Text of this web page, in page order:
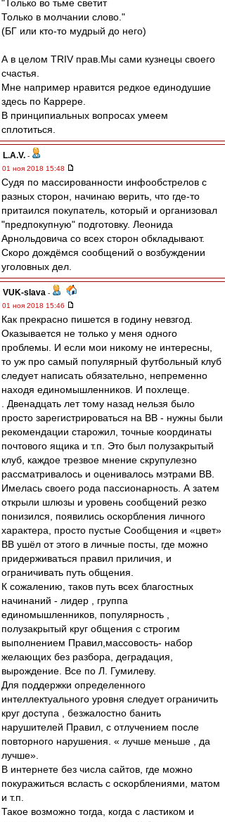
"Только во тьме светит
Только в молчании слово."
(БГ или кто-то мудрый до него)
А в целом TRIV прав.Мы сами кузнецы своего
счастья.
Мне например нравится редкое единодушие
здесь по Каррере.
В принципиальных вопросах умеем
сплотиться.
L.А.V. -
01 ноя 2018 15:48
Судя по массированности инфообстрелов с
разных сторон, начинаю верить, что где-то
притаился покупатель, который и организовал
"предпокупную" подготовку. Леонида
Арнольдовича со всех сторон обкладывают.
Скоро дождёмся сообщений о возбуждении
уголовных дел.
VUK-slava -
01 ноя 2018 15:46
Как прекрасно пишется в годину невзгод.
Оказывается не только у меня одного
проблемы. И если мои никому не интересны,
то уж про самый популярный футбольный клуб
следует написать обязательно, непременно
находя единомышленников. И похлеще.
. Двенадцать лет тому назад нельзя было
просто зарегистрироваться на ВВ - нужны были
рекомендации старожил, точные координаты
почтового ящика и т.п. Это был полузакрытый
клуб, каждое трезвое мнение скрупулезно
рассматривалось и оценивалось мэтрами ВВ.
Имелась своего рода пассионарность. А затем
открыли шлюзы и уровень сообщений резко
понизился, появились оскорбления личного
характера, просто пустые Сообщения и «цвет»
ВВ ушёл от этого в личные посты, где можно
придерживаться правил приличия, и
ограничивать путь общения.
К сожалению, таков путь всех благостных
начинаний - лидер , группа
единомышленников, популярность ,
полузакрытый круг общения с строгим
выполнением Правил,массовость- набор
желающих без разбора, деградация,
вырождение. Все по Л. Гумилеву.
Для поддержки определенного
интеллектуального уровня следует ограничить
круг доступа , безжалостно банить
нарушителей Правил, с отлучением после
повторного нарушения. « лучше меньше , да
лучше».
В интернете без числа сайтов, где можно
покуражиться всласть с оскорблениями, матом
и т.п.
Такое возможно тогда, когда с ластиком и